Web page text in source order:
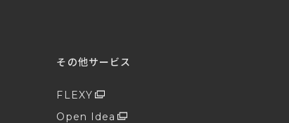
その他サービス
FLEXY
Open Idea